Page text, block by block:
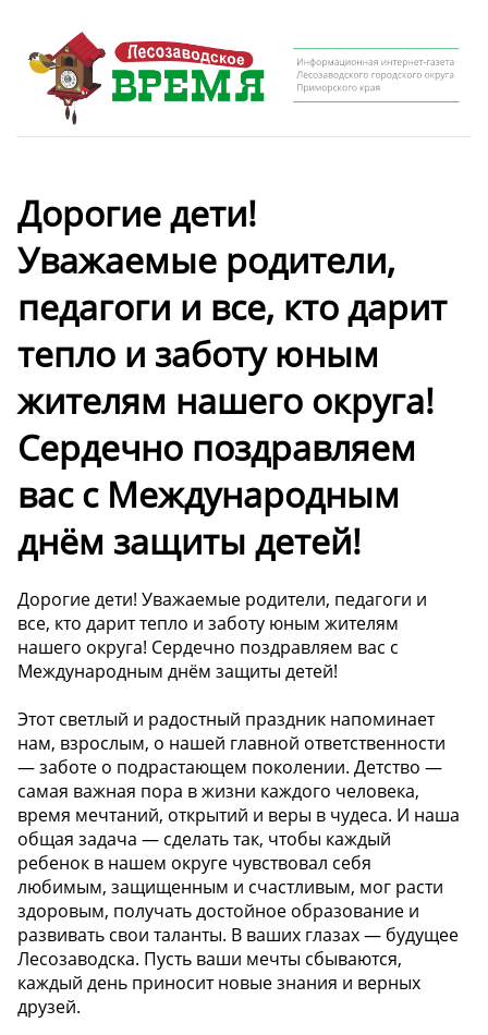
Дорогие дети!
Уважаемые родители,
педагоги и все, кто дарит
тепло и заботу юным
жителям нашего округа!
Сердечно поздравляем
вас с Международным
днём защиты детей!
Дорогие дети! Уважаемые родители, педагоги и
все, кто дарит тепло и заботу юным жителям
нашего округа! Сердечно поздравляем вас с
Международным днём защиты детей!
Этот светлый и радостный праздник напоминает
нам, взрослым, о нашей главной ответственности
— заботе о подрастающем поколении. Детство —
самая важная пора в жизни каждого человека,
время мечтаний, открытий и веры в чудеса. И наша
общая задача — сделать так, чтобы каждый
ребенок в нашем округе чувствовал себя
любимым, защищенным и счастливым, мог расти
здоровым, получать достойное образование и
развивать свои таланты. В ваших глазах — будущее
Лесозаводска. Пусть ваши мечты сбываются,
каждый день приносит новые знания и верных
друзей.